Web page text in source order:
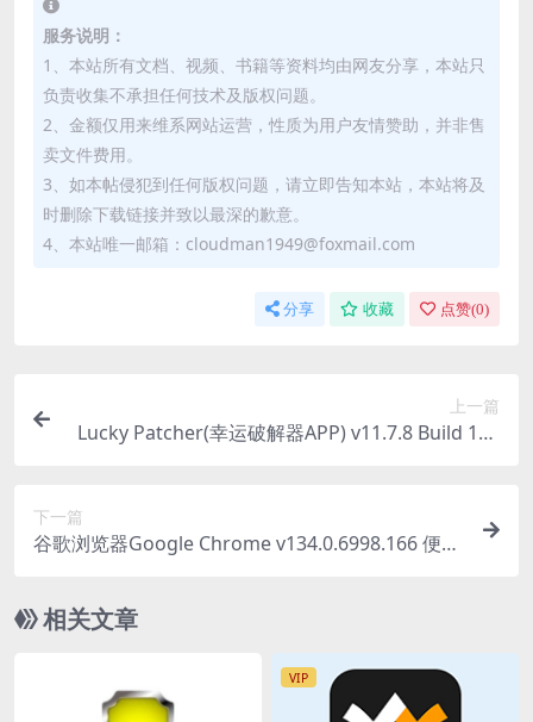
服务说明：
1、本站所有文档、视频、书籍等资料均由网友分享，本站只
负责收集不承担任何技术及版权问题。
2、金额仅用来维系网站运营，性质为用户友情赞助，并非售
卖文件费用。
3、如本帖侵犯到任何版权问题，请立即告知本站，本站将及
时删除下载链接并致以最深的歉意。
4、本站唯一邮箱：cloudman1949@foxmail.com
分享 收藏 点赞(0)
上一篇
Lucky Patcher(幸运破解器APP) v11.7.8 Build 193
下一篇
谷歌浏览器Google Chrome v134.0.6998.166 便携
相关文章
VIP